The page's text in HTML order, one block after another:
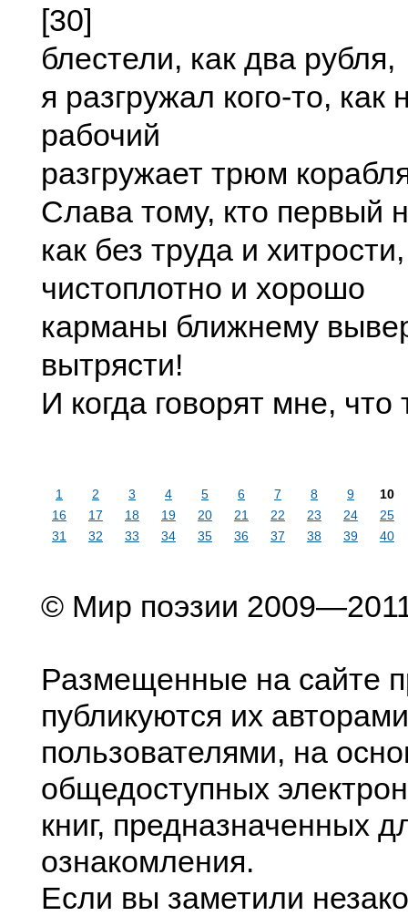
[30]
блестели, как два рубля,
я разгружал кого-то, как
рабочий
разгружает трюм
Слава тому, кто первый
как без труда и хитрости,
чистоплотно и хорошо
карманы ближнему
вытрясти!
И когда говорят мне,
1 2 3 4 5 6 7 8 9
10
16
17 18 19 20 21 22 23 24
25
31
32 33 34 35 36 37 38 39 40
© Мир поэзии
Размещенные на сайте
публикуются их
пользователями, на
общедоступных
книг, предназначенных
ознакомления.
Если вы заметили